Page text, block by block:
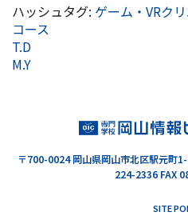
ハッシュタグ: ゲーム・VRク
コース
T.D
M.Y
〒700-0024岡山県岡山市北区駅元町
224-2336 FAX
SITE